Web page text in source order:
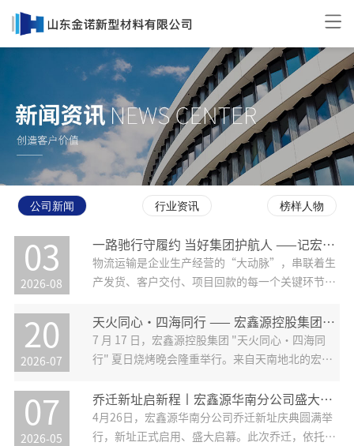
公司新闻 行业资讯 榜样人物
03
2026-08
一路驰行守履约 当好集团护航人 ——记宏鑫源履约中心物流运
物流运输是企业生产经营的“大动脉”，串联着生
产发货、客户交付、项目回款的每一个关键环节。
——宏鑫源物流运输部。他们没有站在业务前台的
聚光灯下，却始终把“把每一趟车安排稳妥、把每
一分运费算明白、把
20
2026-07
天火同心・四海同行 —— 宏鑫源控股集团夏日烧烤晚会圆满举办
7 月 17 日，宏鑫源控股集团 "天火同心・四海同
行" 夏日烧烤晚会隆重举行。来自天南地北的宏鑫
与欢笑中凝聚力量。一、烟火燃情，风雨共霁炭火
升腾，香气四溢。滋滋作响的烧烤声与此起彼伏的
07
2026-05
乔迁新址启新程丨宏鑫源华南分公司盛大启幕！
4月26日，宏鑫源华南分公司乔迁新址庆典圆满举
行，新址正式启用、盛大启幕。此次乔迁，依托宏